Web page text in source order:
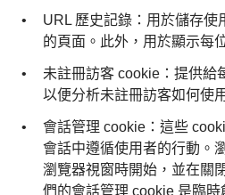
URL 歷史記錄：用於儲存使
的頁面。此外，用於顯示每
未註冊訪客 cookie：提供給
以便分析未註冊訪客如何使
會話管理 cookie：這些
會話中遵循使用者的行動。
瀏覽器視窗時開始，並在關
們的會話管理 cookie 是臨時